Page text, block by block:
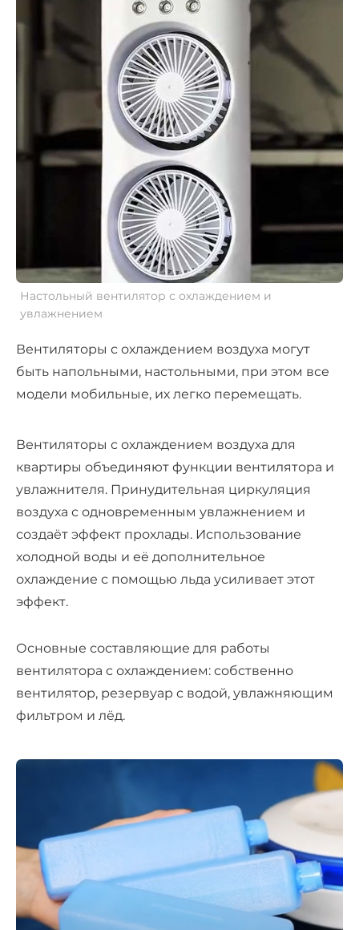
Настольный вентилятор с охлаждением и
увлажнением
Вентиляторы с охлаждением воздуха могут
быть напольными, настольными, при этом все
модели мобильные, их легко перемещать.
Вентиляторы с охлаждением воздуха для
квартиры объединяют функции вентилятора и
увлажнителя. Принудительная циркуляция
воздуха с одновременным увлажнением и
создаёт эффект прохлады. Использование
холодной воды и её дополнительное
охлаждение с помощью льда усиливает этот
эффект.
Основные составляющие для работы
вентилятора с охлаждением: собственно
вентилятор, резервуар с водой, увлажняющим
фильтром и лёд.